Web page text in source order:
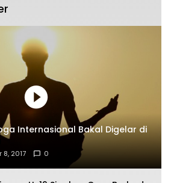
Internasional Bakal Digelar di
8, 2017 0